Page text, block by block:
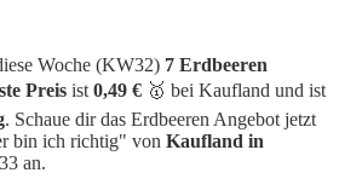
Woche (KW32) 7 Erdbeeren
Preis ist 0,49 € 🥇 bei Kaufland und ist
. Schaue dir das Erdbeeren Angebot jetzt
bin ich richtig" von Kaufland in
an.